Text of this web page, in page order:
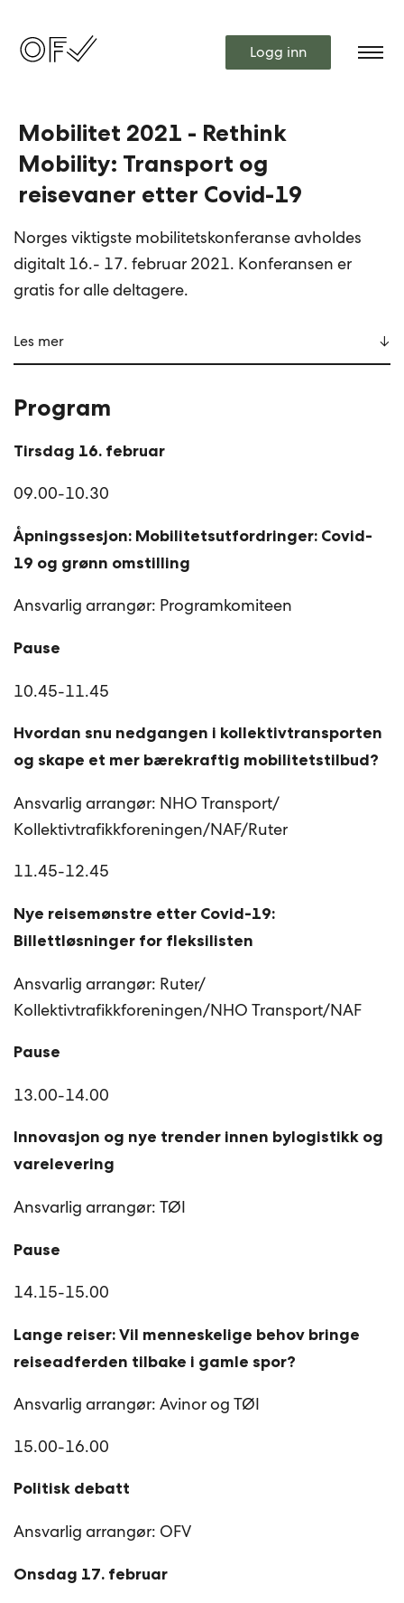
Logg inn
Mobilitet 2021 - Rethink
Mobility: Transport og
reisevaner etter Covid-19
Norges viktigste mobilitetskonferanse avholdes
digitalt 16.- 17. februar 2021. Konferansen er
gratis for alle deltagere.
Les mer
Program
Tirsdag 16. februar
09.00-10.30
Åpningssesjon: Mobilitetsutfordringer: Covid-
19 og grønn omstilling
Ansvarlig arrangør: Programkomiteen
Pause
10.45-11.45
Hvordan snu nedgangen i kollektivtransporten
og skape et mer bærekraftig mobilitetstilbud?
Ansvarlig arrangør: NHO Transport/
Kollektivtrafikkforeningen/NAF/Ruter
11.45-12.45
Nye reisemønstre etter Covid-19:
Billettløsninger for fleksilisten
Ansvarlig arrangør: Ruter/
Kollektivtrafikkforeningen/NHO Transport/NAF
Pause
13.00-14.00
Innovasjon og nye trender innen bylogistikk og
varelevering
Ansvarlig arrangør: TØI
Pause
14.15-15.00
Lange reiser: Vil menneskelige behov bringe
reiseadferden tilbake i gamle spor?
Ansvarlig arrangør: Avinor og TØI
15.00-16.00
Politisk debatt
Ansvarlig arrangør: OFV
Onsdag 17. februar